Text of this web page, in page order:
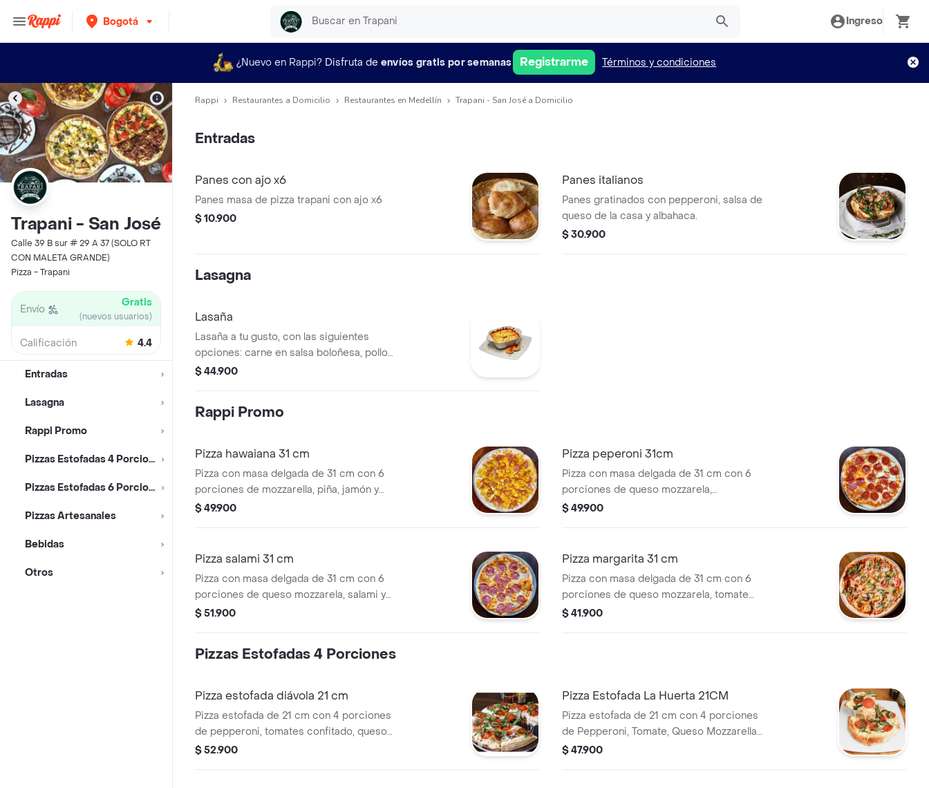
Bogotá Ingreso
¿Nuevo en Rappi? Disfruta de envíos gratis por semanas Registrarme Términos y condiciones
Trapani - San José
Calle 39 B sur # 29 A 37 (SOLO RT
CON MALETA GRANDE)
Pizza - Trapani
Envío Gratis
(nuevos usuarios)
Calificación 4.4
Entradas
Lasagna
Rappi Promo
Pizzas Estofadas 4 Porciones
Pizzas Estofadas 6 Porciones
Pizzas Artesanales
Bebidas
Otros
Rappi Restaurantes a Domicilio Restaurantes en Medellín Trapani - San José a Domicilio
Entradas
Panes con ajo x6
Panes masa de pizza trapani con ajo x6
$ 10.900
Panes italianos
Panes gratinados con pepperoni, salsa de
queso de la casa y albahaca.
$ 30.900
Lasagna
Lasaña
Lasaña a tu gusto, con las siguientes
opciones: carne en salsa boloñesa, pollo
o pollo con champiñones; con salsa
panes de ajo.
$ 44.900
Rappi Promo
Pizza hawaiana 31 cm
Pizza con masa delgada de 31 cm con 6
porciones de mozzarella, piña, jamón y
base de salsa dulce de la casa.
$ 49.900
Pizza peperoni 31cm
Pizza con masa delgada de 31 cm con 6
porciones de queso mozzarela,
pepperoni y base napolitana de tomate
$ 49.900
Pizza salami 31 cm
Pizza con masa delgada de 31 cm con 6
porciones de queso mozzarela, salami y
base napolitana de tomate orgánico san
$ 51.900
Pizza margarita 31 cm
Pizza con masa delgada de 31 cm con 6
porciones de queso mozzarela, tomate
san marsano, albahaca y base napolitana
$ 41.900
Pizzas Estofadas 4 Porciones
Pizza estofada diávola 21 cm
Pizza estofada de 21 cm con 4 porciones
de pepperoni, tomates confitado, queso
mozzarela, queso crema, albahaca,
$ 52.900
Pizza Estofada La Huerta 21CM
Pizza estofada de 21 cm con 4 porciones
de Pepperoni, Tomate, Queso Mozzarella,
Queso Crema y Albahaca, elaborada con
$ 47.900